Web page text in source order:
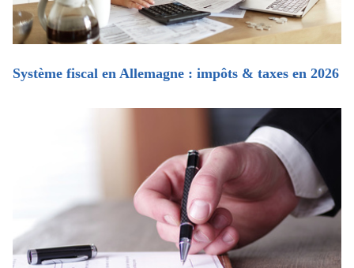
Système fiscal en Allemagne : impôts & taxes en 2026